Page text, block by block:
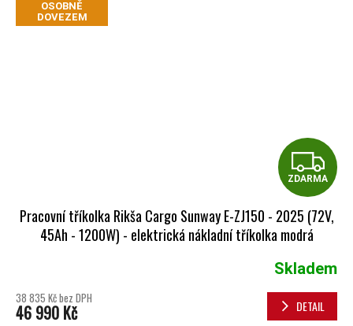
OSOBNĚ
DOVEZEM
ZDARMA
Pracovní tříkolka Rikša Cargo Sunway E-ZJ150 - 2025 (72V,
45Ah - 1200W) - elektrická nákladní tříkolka modrá
Skladem
38 835 Kč bez DPH
46 990 Kč DETAIL